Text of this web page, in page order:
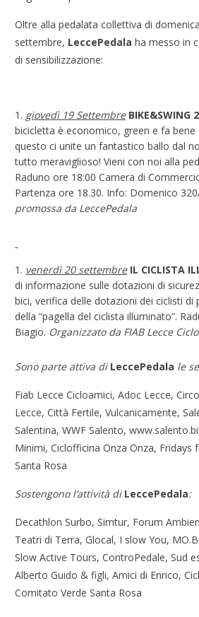
Oltre alla pedalata collettiva di
settembre, LeccePedala ha messo in
di sensibilizzazione:
giovedì 19 Settembre BIKE&SWING
bicicletta è economico, green e fa bene
questo ci unite un fantastico ballo dal
tutto meraviglioso! Vieni con noi alla
Raduno ore 18:00 Camera di
Partenza ore 18.30. Info: Domenico
promossa da LeccePedala
venerdì 20 settembre IL CICLISTA
di informazione sulle dotazioni di
bici, verifica delle dotazioni dei ciclisti di
della “pagella del ciclista illuminato”.
Biagio. Organizzato da FIAB Lecce
Sono parte attiva di LeccePedala le
Fiab Lecce Cicloamici, Adoc Lecce,
Lecce, Città Fertile, Vulcanicamente,
Salentina, WWF Salento,
Minimi, Ciclofficina Onza Onza, Fridays
Santa Rosa
Sostengono l’attività di LeccePedala:
Decathlon Surbo, Simtur, Forum
Teatri di Terra, Glocal, I slow You,
Slow Active Tours, ControPedale, Sud
Alberto Guido & figli, Amici di Enrico,
Comitato Verde Santa Rosa